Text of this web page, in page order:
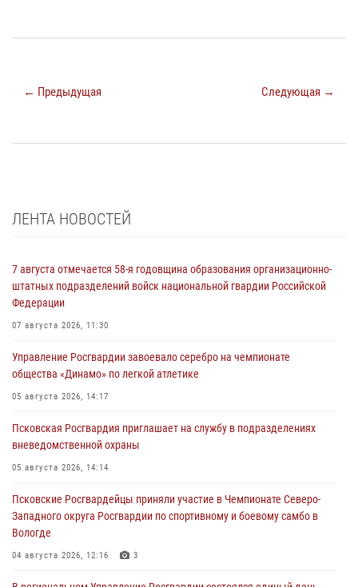
← Предыдущая Следующая →
ЛЕНТА НОВОСТЕЙ
7 августа отмечается 58-я годовщина образования организационно-
штатных подразделений войск национальной гвардии Российской
Федерации
07 августа 2026, 11:30
Управление Росгвардии завоевало серебро на чемпионате
общества «Динамо» по легкой атлетике
05 августа 2026, 14:17
Псковская Росгвардия приглашает на службу в подразделениях
вневедомственной охраны
05 августа 2026, 14:14
Псковские Росгвардейцы приняли участие в Чемпионате Северо-
Западного округа Росгвардии по спортивному и боевому самбо в
Вологде
04 августа 2026, 12:16 3